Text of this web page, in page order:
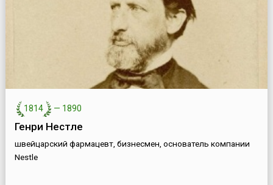
1814 — 1890
Генри Нестле
швейцарский фармацевт, бизнесмен, основатель компании
Nestle